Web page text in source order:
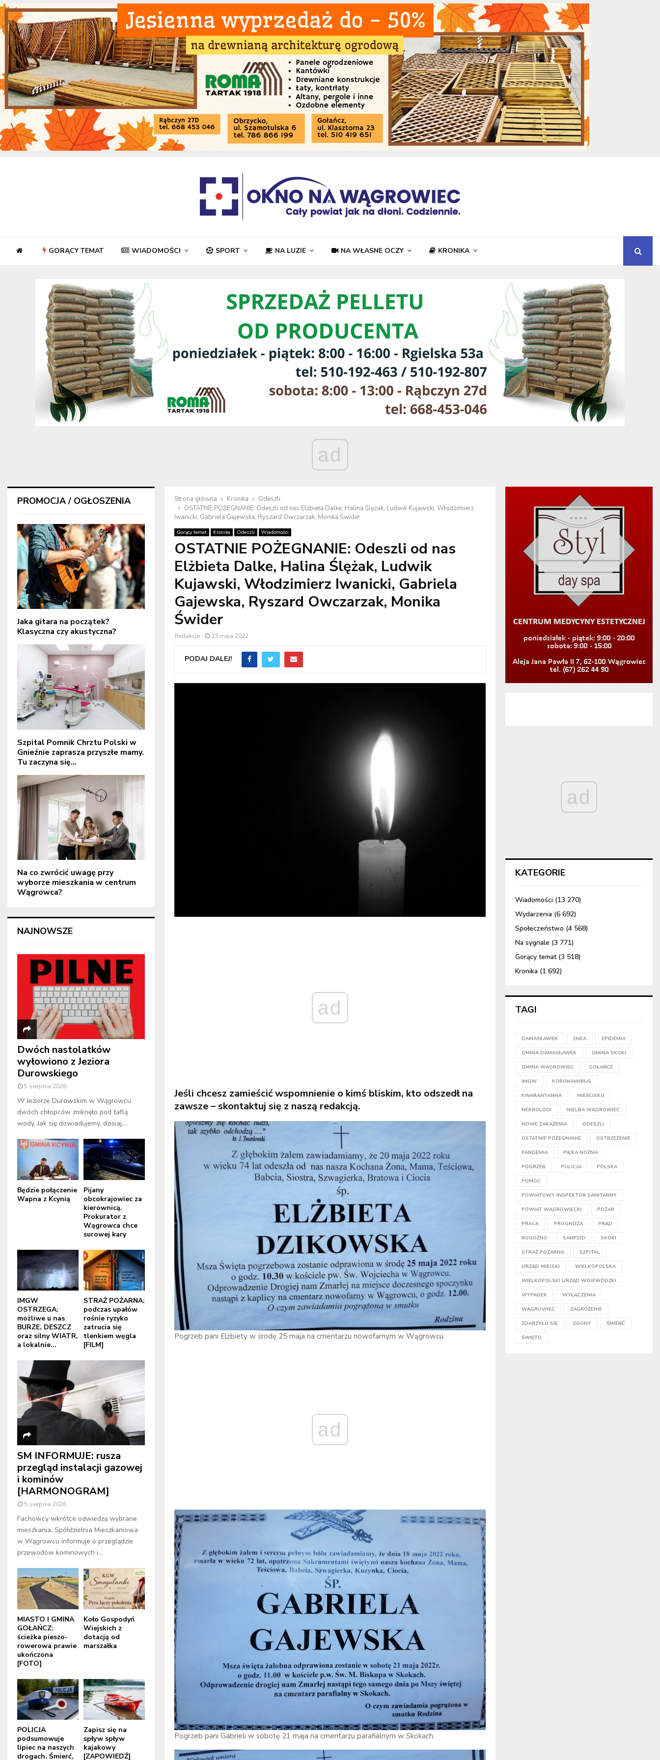
GORĄCY TEMAT WIADOMOŚCI SPORT NA LUZIE NA WŁASNE OCZY KRONIKA
ad
Strona główna Kronika
Odeszli
OSTATNIE POŻEGNANIE: Odeszli od nas Elżbieta Dalke, Halina Ślężak, Ludwik Kujawski, Włodzimierz
Iwanicki, Gabriela Gajewska, Ryszard Owczarzak, Monika Świder
Gorący temat Kronika Odeszli Wiadomości
OSTATNIE POŻEGNANIE: Odeszli od nas
Elżbieta Dalke, Halina Ślężak, Ludwik
Kujawski, Włodzimierz Iwanicki, Gabriela
Gajewska, Ryszard Owczarzak, Monika
Świder
Redakcja 23 maja 2022
PODAJ DALEJ!
ad
Jeśli chcesz zamieścić wspomnienie o kimś bliskim, kto odszedł na
zawsze – skontaktuj się z naszą redakcją.
Pogrzeb pani Elżbiety w środę 25 maja na cmentarzu nowofarnym w Wągrowcu.
ad
Pogrzeb pani Gabrieli w sobotę 21 maja na cmentarzu parafialnym w Skokach.
PROMOCJA / OGŁOSZENIA
Jaka gitara na początek?
Klasyczna czy akustyczna?
Szpital Pomnik Chrztu Polski w
Gnieźnie zaprasza przyszłe mamy.
Tu zaczyna się...
Na co zwrócić uwagę przy
wyborze mieszkania w centrum
Wągrowca?
NAJNOWSZE
Dwóch nastolatków
wyłowiono z Jeziora
Durowskiego
5 sierpnia 2026
W Jeziorze Durowskim w Wągrowcu
dwóch chłopców zniknęło pod taflą
wody. Jak się dowiadujemy, dzisiaj,...
Będzie połączenie
Wapna z Kcynią
Pijany
obcokrajowiec za
kierownicą.
Prokurator z
Wągrowca chce
surowej kary
IMGW
OSTRZEGA:
możliwe u nas
BURZE, DESZCZ
oraz silny WIATR,
a lokalnie...
STRAŻ POŻARNA:
podczas upałów
rośnie ryzyko
zatrucia się
tlenkiem węgla
[FILM]
SM INFORMUJE: rusza
przegląd instalacji gazowej
i kominów
[HARMONOGRAM]
5 sierpnia 2026
Fachowcy wkrótce odwiedzą wybrane
mieszkania. Spółdzielnia Mieszkaniowa
w Wągrowcu informuje o przeglądzie
przewodów kominowych i...
MIASTO I GMINA
GOŁAŃCZ:
ścieżka pieszo-
rowerowa prawie
ukończona
[FOTO]
Koło Gospodyń
Wiejskich z
dotacją od
marszałka
POLICJA
podsumowuje
lipiec na naszych
drogach. Śmierć,
Zapisz się na
spływ spływ
kajakowy
[ZAPOWIEDŹ]
ad
KATEGORIE
Wiadomości (13 270)
Wydarzenia (6 692)
Społeczeństwo (4 568)
Na sygnale (3 771)
Gorący temat(3 518)
Kronika (1 692)
TAGI
DAMASŁAWEK ENEA EPIDEMIA
GMINA DAMASŁAWEK GMINA SKOKI
GMINA WĄGROWIEC GOŁAŃCZ
IMGW KORONAWIRUS
KWARANTANNA MIEŚCISKO
NEKROLOGI NIELBA WĄGROWIEC
NOWE ZAKAŻENIA ODESZLI
OSTATNIE POŻEGNANIE OSTRZEŻENIE
PANDEMIA PIŁKA NOŻNA
POGRZEB POLICJA POLSKA
POMOC
POWIATOWY INSPEKTOR SANITARNY
POWIAT WĄGROWIECKI POŻAR
PRACA PROGNOZA PRĄD
ROGOŹNO SANPEID SKOKI
STRAŻ POŻARNA SZPITAL
URZĄD MIEJSKI WIELKOPOLSKA
WIELKOPOLSKI URZĄD WOJEWÓDZKI
WYPADEK WYŁĄCZENIA
WĄGROWIEC ZAGROŻENIE
ZDARZYŁO SIĘ ZGONY ŚMIERĆ
ŚWIĘTO